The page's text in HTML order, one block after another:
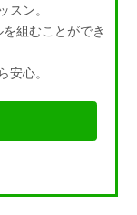
スン。
組むことができ
安心。